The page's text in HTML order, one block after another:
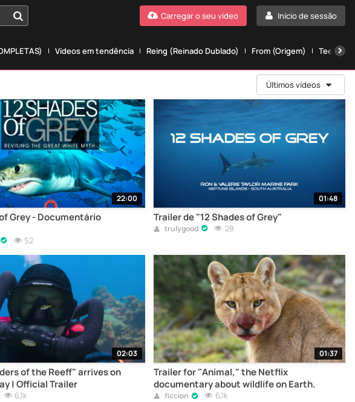
Início de sessão
Carregar o seu vídeo
Vídeos em tendência Reing (Reinado Dublado) From (Origem) Teen
Últimos vídeos
22:00
Grey - Documentário
52
01:48
Trailer de "12 Shades of Grey"
trulygood 28
02:03
of the Reeff" arrives on
| Official Trailer
6,1k
01:37
Trailer for "Animal," the Netflix
documentary about wildlife on Earth.
ficcion 6,1k